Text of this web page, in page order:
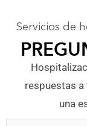
Servicios de
respuestas
una